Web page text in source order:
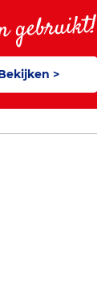
gebruikt!
>